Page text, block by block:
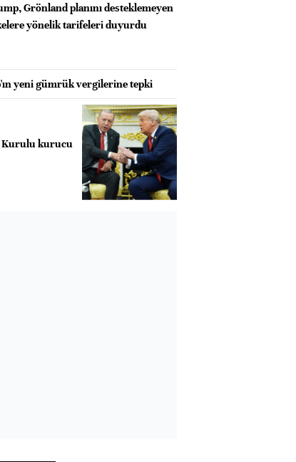
Grönland planını desteklemeyen
yönelik tarifeleri duyurdu
yeni gümrük vergilerine tepki
Kurulu kurucu